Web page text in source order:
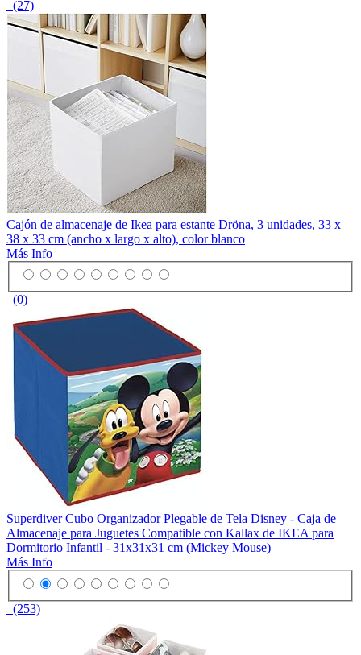
(27)
Cajón de almacenaje de Ikea para estante Dröna, 3 unidades, 33 x
38 x 33 cm (ancho x largo x alto), color blanco
Más Info
(0)
Superdiver Cubo Organizador Plegable de Tela Disney - Caja de
Almacenaje para Juguetes Compatible con Kallax de IKEA para
Dormitorio Infantil - 31x31x31 cm (Mickey Mouse)
Más Info
(253)